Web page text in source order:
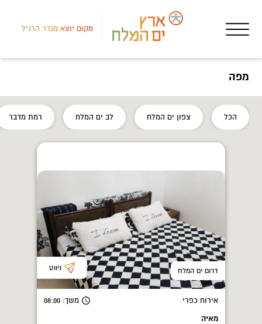
מקום יוצא מגדר הרגיל
מפה
הכל צפון ים המלח לב ים המלח רמת מדבר
דרום ים המלח ניווט
אירוח כפרי משך: 08:00
מאיה